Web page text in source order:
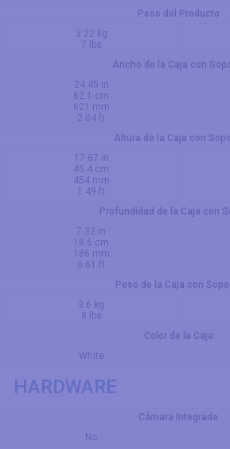
Peso del Producto
3.22 kg
7 lbs
Ancho de la Caja con
24.45 in
62.1 cm
621 mm
2.04 ft
Altura de la Caja con
17.87 in
45.4 cm
454 mm
1.49 ft
Profundidad de la Caja con
7.32 in
18.6 cm
186 mm
0.61 ft
Peso de la Caja con
3.6 kg
8 lbs
Color de la Caja
White
HARDWARE
Cámara Integrada
No